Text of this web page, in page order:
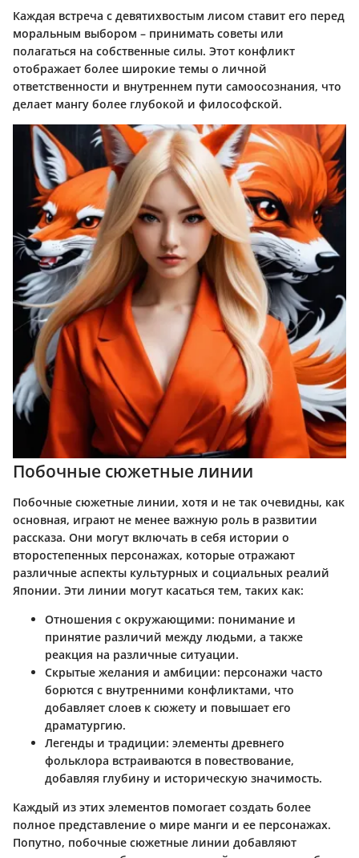
Каждая встреча с девятихвостым лисом ставит его перед
моральным выбором – принимать советы или
полагаться на собственные силы. Этот конфликт
отображает более широкие темы о личной
ответственности и внутреннем пути самоосознания, что
делает мангу более глубокой и философской.
Побочные сюжетные линии
Побочные сюжетные линии, хотя и не так очевидны, как
основная, играют не менее важную роль в развитии
рассказа. Они могут включать в себя истории о
второстепенных персонажах, которые отражают
различные аспекты культурных и социальных реалий
Японии. Эти линии могут касаться тем, таких как:
Отношения с окружающими: понимание и
принятие различий между людьми, а также
реакция на различные ситуации.
Скрытые желания и амбиции: персонажи часто
борются с внутренними конфликтами, что
добавляет слоев к сюжету и повышает его
драматургию.
Легенды и традиции: элементы древнего
фольклора встраиваются в повествование,
добавляя глубину и историческую значимость.
Каждый из этих элементов помогает создать более
полное представление о мире манги и ее персонажах.
Попутно, побочные сюжетные линии добавляют